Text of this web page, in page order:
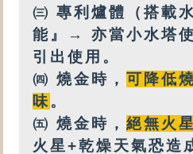
㈢ 專利爐體（搭載
能』→ 亦當小水塔
引出使用。
㈣ 燒金時， 可降低
味 。
㈤ 燒金時， 絕無火
火星+乾燥天氣恐造